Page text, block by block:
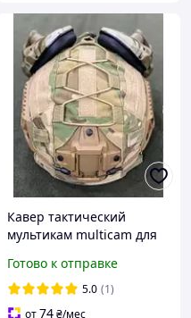
Кавер тактический
мультикам multicam для
Denmark фаст чехол на
шолом ВСУ
Готово к отправке
5.0 (1)
от74₴/мес